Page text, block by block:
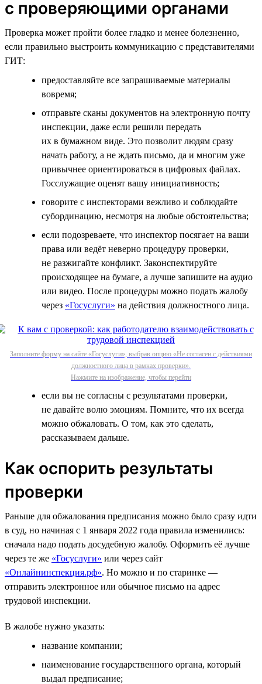
с проверяющими органами
Проверка может пройти более гладко и менее болезненно,
если правильно выстроить коммуникацию с представителями
ГИТ:
предоставляйте все запрашиваемые материалы
вовремя;
отправьте сканы документов на электронную почту
инспекции, даже если решили передать
их в бумажном виде. Это позволит людям сразу
начать работу, а не ждать письмо, да и многим уже
привычнее ориентироваться в цифровых файлах.
Госслужащие оценят вашу инициативность;
говорите с инспекторами вежливо и соблюдайте
субординацию, несмотря на любые обстоятельства;
если подозреваете, что инспектор посягает на ваши
права или ведёт неверно процедуру проверки,
не разжигайте конфликт. Законспектируйте
происходящее на бумаге, а лучше запишите на аудио
или видео. После процедуры можно подать жалобу
через «Госуслуги» на действия должностного лица.
Заполните форму на сайте «Госуслуги», выбрав опцию «Не согласен с действиями
должностного лица в рамках проверки».
Нажмите на изображение, чтобы перейти
если вы не согласны с результатами проверки,
не давайте волю эмоциям. Помните, что их всегда
можно обжаловать. О том, как это сделать,
рассказываем дальше.
Как оспорить результаты
проверки
Раньше для обжалования предписания можно было сразу идти
в суд, но начиная с 1 января 2022 года правила изменились:
сначала надо подать досудебную жалобу. Оформить её лучше
через те же «Госуслуги» или через сайт
«Онлайнинспекция.рф». Но можно и по старинке —
отправить электронное или обычное письмо на адрес
трудовой инспекции.
В жалобе нужно указать:
название компании;
наименование государственного органа, который
выдал предписание;